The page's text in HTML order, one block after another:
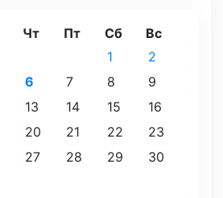
Чт Пт Сб Вс
1
2
6 7 8
9
13 14 15
16
20 21 22
23
27 28 29
30